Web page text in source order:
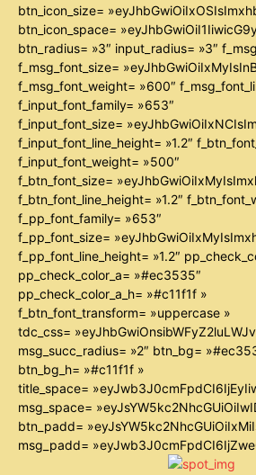
btn_icon_size=
btn_icon_space=
btn_radius= »3″ input_radius= »3″
f_msg_font_size=
f_msg_font_weight= »600″
f_input_font_family= »653″
f_input_font_size=
f_input_font_line_height= »1.2″
f_input_font_weight= »500″
f_btn_font_size=
f_btn_font_line_height= »1.2″
f_pp_font_family= »653″
f_pp_font_size=
f_pp_font_line_height= »1.2″
pp_check_color_a= »#ec3535″
pp_check_color_a_h= »#c11f1f »
f_btn_font_transform= »uppercase »
tdc_css=
msg_succ_radius= »2″ btn_bg=
btn_bg_h= »#c11f1f »
title_space=
msg_space=
btn_padd=
msg_padd=